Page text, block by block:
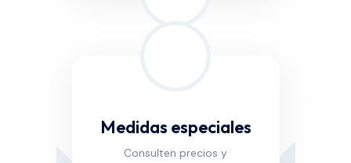
Medidas especiales
Consulten precios y